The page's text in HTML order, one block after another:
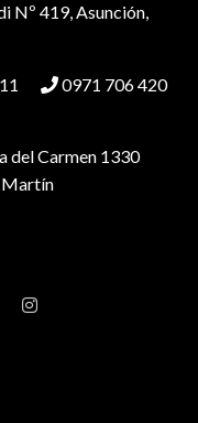
Nº 419, Asunción,
0971 706 420
del Carmen 1330
Martín